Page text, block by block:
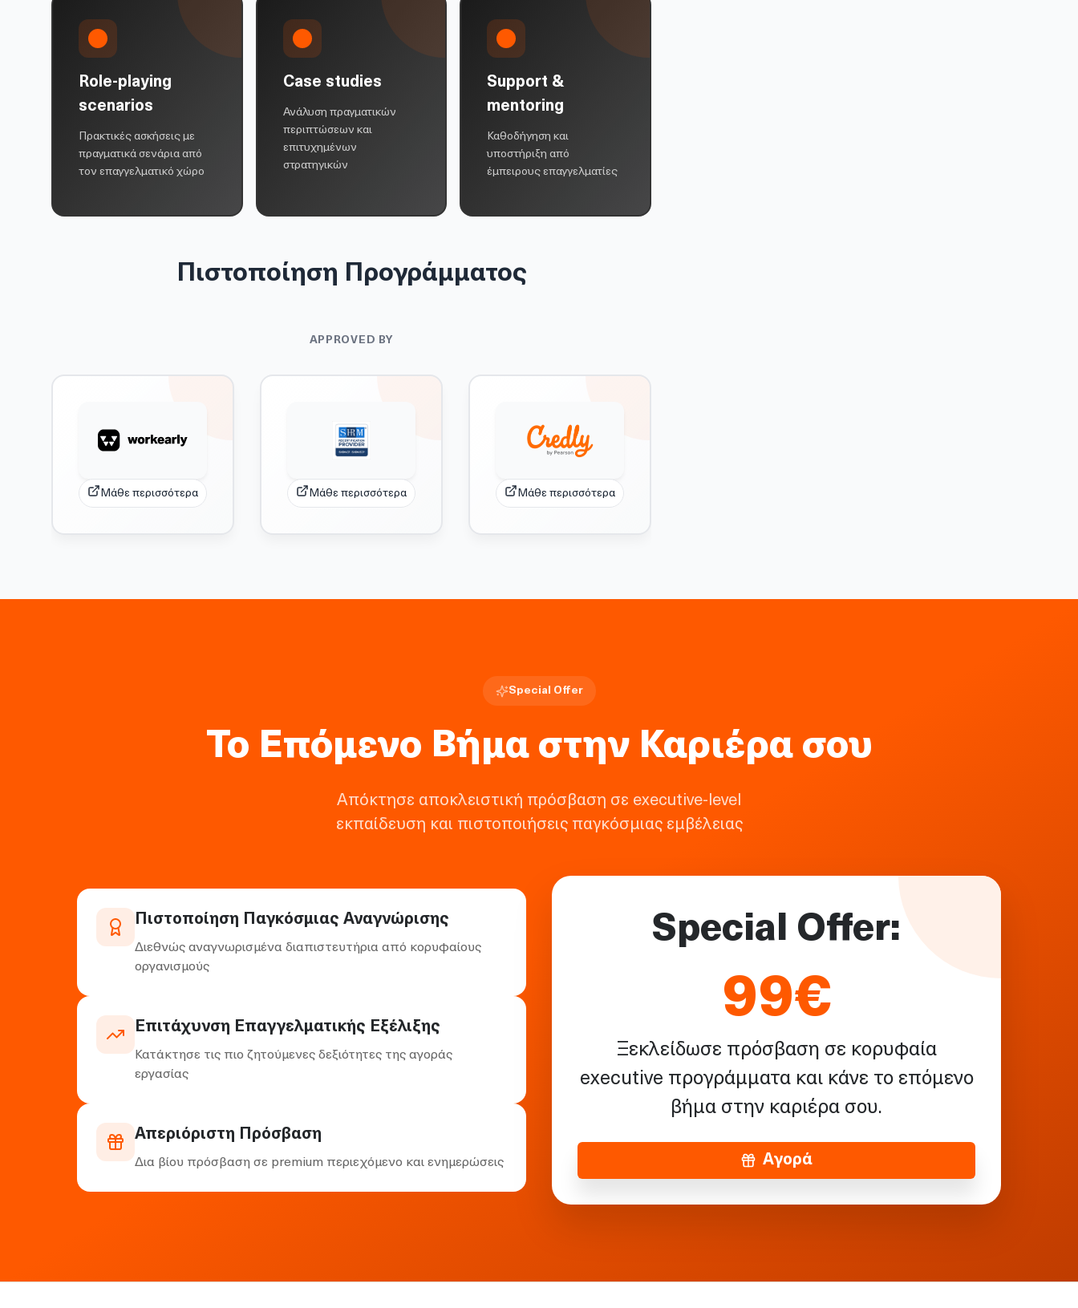
Role-playing
scenarios
Πρακτικές ασκήσεις με
πραγματικά σενάρια από
τον επαγγελματικό χώρο
Case studies
Ανάλυση πραγματικών
περιπτώσεων και
επιτυχημένων
στρατηγικών
Support &
mentoring
Καθοδήγηση και
υποστήριξη από
έμπειρους επαγγελματίες
Πιστοποίηση Προγράμματος
APPROVED BY
Μάθε περισσότερα Μάθε περισσότερα Μάθε περισσότερα
Special Offer
Το Επόμενο Βήμα στην Καριέρα σου
Απόκτησε αποκλειστική πρόσβαση σε executive-level
εκπαίδευση και πιστοποιήσεις παγκόσμιας εμβέλειας
Πιστοποίηση Παγκόσμιας Αναγνώρισης
Διεθνώς αναγνωρισμένα διαπιστευτήρια από κορυφαίους
οργανισμούς
Επιτάχυνση Επαγγελματικής Εξέλιξης
Κατάκτησε τις πιο ζητούμενες δεξιότητες της αγοράς
εργασίας
Απεριόριστη Πρόσβαση
Δια βίου πρόσβαση σε premium περιεχόμενο και ενημερώσεις
Special Offer:
99€
Ξεκλείδωσε πρόσβαση σε κορυφαία
executive προγράμματα και κάνε το επόμενο
βήμα στην καριέρα σου.
Αγορά